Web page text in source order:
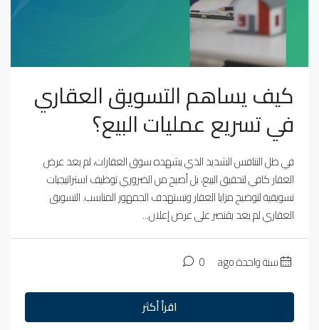
كيف يساهم التسويق العقاري
في تسريع عمليات البيع؟
في ظل التنافس الشديد الذي يشهده سوق العقارات، لم يعد عرض
العقار كافي لتحقيق البيع، بل أصبح من الضروري توظيف استراتيجيات
تسويقية لتوضيح مزايا العقار وتستهدف الجمهور المناسب. التسويق
العقاري لم يعد يقتصر على عرض إعلان...
سنة واحدة ago 0
اقرأ أكثر